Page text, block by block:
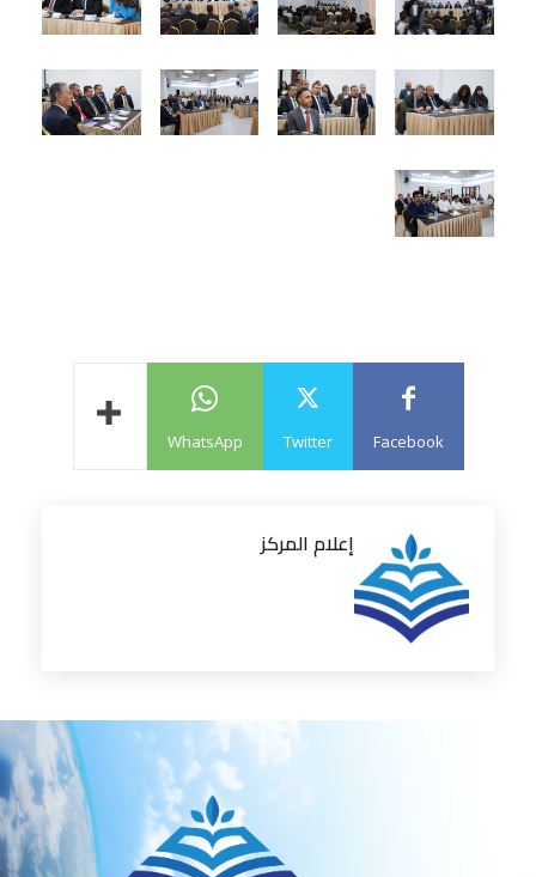
Facebook
Twitter
WhatsApp
إعلام المركز